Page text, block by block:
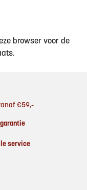
browser voor de
€59,-
service